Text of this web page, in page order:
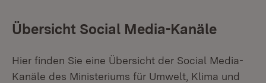
Übersicht Social Media-Kanäle
Hier finden Sie eine Übersicht der Social Media-
Kanäle des Ministeriums für Umwelt, Klima und